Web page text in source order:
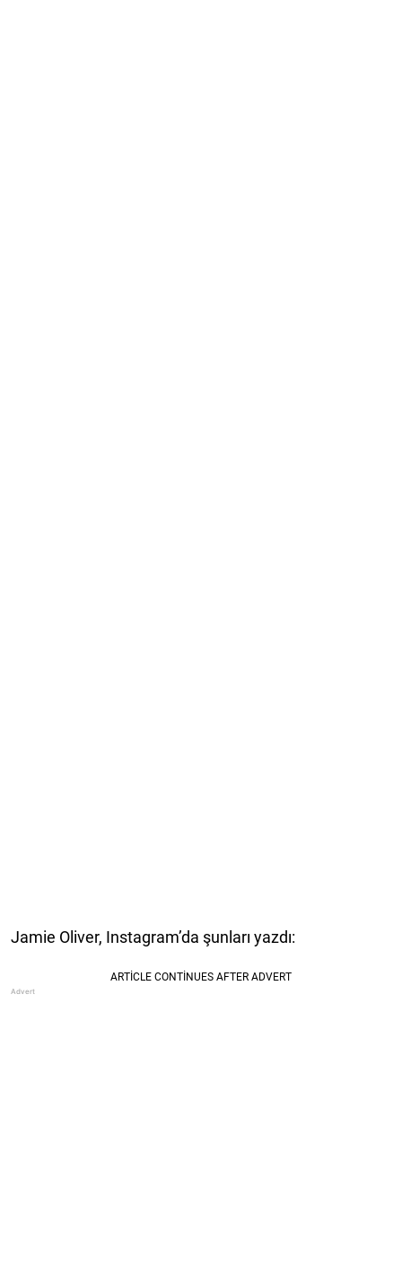
Jamie Oliver, Instagram’da şunları yazdı: